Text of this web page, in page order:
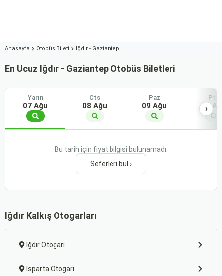
Anasayfa Otobüs Bileti Iğdır - Gaziantep
En Ucuz Iğdır - Gaziantep Otobüs Biletleri
Yarın
07 Ağu
Cts
08 Ağu
Paz
09 Ağu
Pts
10
›
Bu tarih için fiyat bilgisi bulunamadı.
Seferleri bul ›
Iğdır Kalkış Otogarları
Iğdır Otogarı
Isparta Otogarı